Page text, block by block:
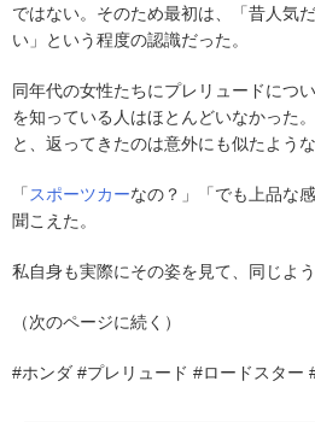
ではない。そのため最初は、「昔人気
い」という程度の認識だった。
同年代の女性たちにプレリュードにつ
を知っている人はほとんどいなかった
と、返ってきたのは意外にも似たような
「 スポーツカーなの？」「でも上品な
聞こえた。
私自身も実際にその姿を見て、同じよ
（次のページに続く）
#ホンダ #プレリュード #ロードスター